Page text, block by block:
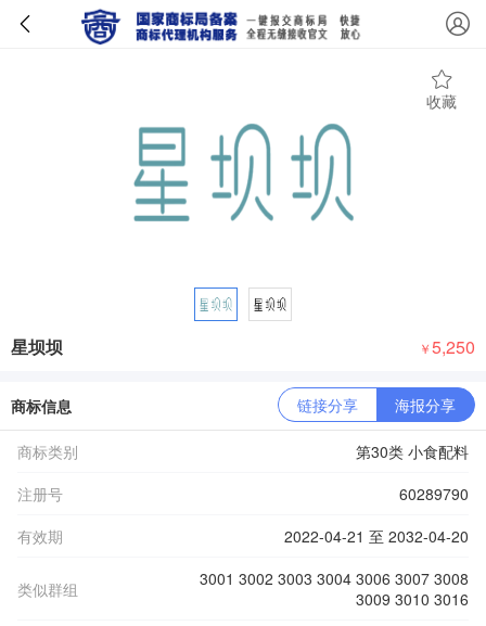
收藏
星坝坝 ￥5,250
商标信息 链接分享 海报分享
商标类别
第30类 小食配料
注册号
60289790
有效期
2022-04-21 至 2032-04-20
类似群组
3001 3002 3003 3004 3006 3007 3008
3009 3010 3016